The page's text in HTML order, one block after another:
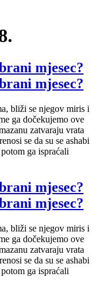
mjesec?
mjesec?
bliži se njegov miris i
ga dočekujemo ove
zatvaraju vrata
se da su se ashabi
ga ispraćali
mjesec?
mjesec?
bliži se njegov miris i
ga dočekujemo ove
zatvaraju vrata
se da su se ashabi
ga ispraćali